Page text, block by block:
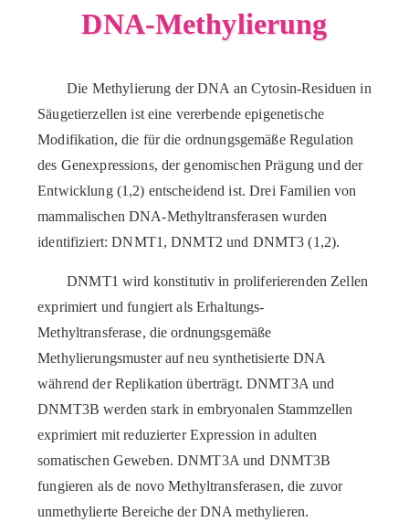
DNA-Methylierung
Die Methylierung der DNA an Cytosin-Residuen in
Säugetierzellen ist eine vererbende epigenetische
Modifikation, die für die ordnungsgemäße Regulation
des Genexpressions, der genomischen Prägung und der
Entwicklung (1,2) entscheidend ist. Drei Familien von
mammalischen DNA-Methyltransferasen wurden
identifiziert: DNMT1, DNMT2 und DNMT3 (1,2).
DNMT1 wird konstitutiv in proliferierenden Zellen
exprimiert und fungiert als Erhaltungs-
Methyltransferase, die ordnungsgemäße
Methylierungsmuster auf neu synthetisierte DNA
während der Replikation überträgt. DNMT3A und
DNMT3B werden stark in embryonalen Stammzellen
exprimiert mit reduzierter Expression in adulten
somatischen Geweben. DNMT3A und DNMT3B
fungieren als de novo Methyltransferasen, die zuvor
unmethylierte Bereiche der DNA methylieren.